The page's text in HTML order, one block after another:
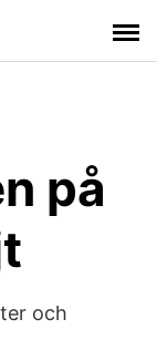
på
och